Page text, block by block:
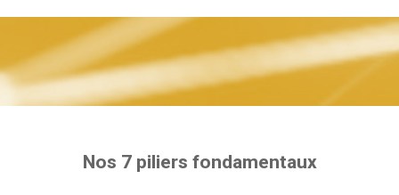
Nos 7 piliers fondamentaux